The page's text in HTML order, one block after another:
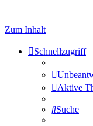
Zum Inhalt
Schnellzugriff
Aktive
Suche